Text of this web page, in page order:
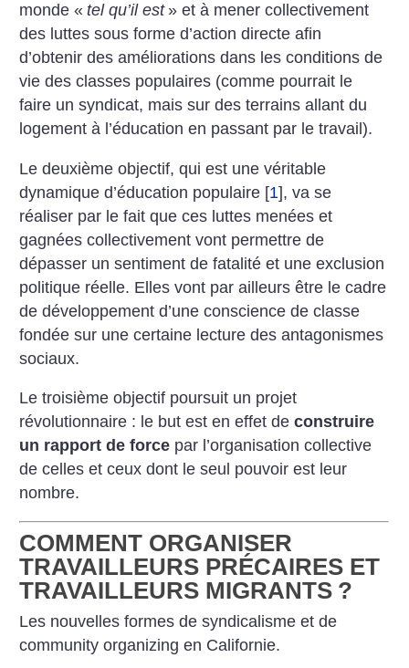
monde « tel qu’il est » et à mener collectivement
des luttes sous forme d’action directe afin
d’obtenir des améliorations dans les conditions de
vie des classes populaires (comme pourrait le
faire un syndicat, mais sur des terrains allant du
logement à l’éducation en passant par le travail).
Le deuxième objectif, qui est une véritable
dynamique d’éducation populaire [1], va se
réaliser par le fait que ces luttes menées et
gagnées collectivement vont permettre de
dépasser un sentiment de fatalité et une exclusion
politique réelle. Elles vont par ailleurs être le cadre
de développement d’une conscience de classe
fondée sur une certaine lecture des antagonismes
sociaux.
Le troisième objectif poursuit un projet
révolutionnaire : le but est en effet deconstruire
un rapport de force par l’organisation collective
de celles et ceux dont le seul pouvoir est leur
nombre.
COMMENT ORGANISER
TRAVAILLEURS PRÉCAIRES ET
TRAVAILLEURS MIGRANTS ?
Les nouvelles formes de syndicalisme et de
community organizing en Californie.